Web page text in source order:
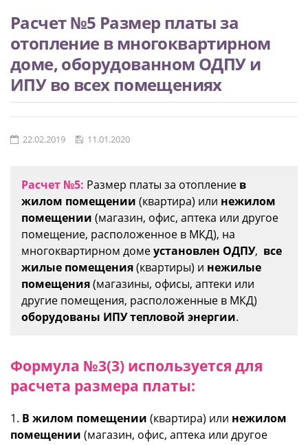
Расчет №5 Размер платы за
отопление в многоквартирном
доме, оборудованном ОДПУ и
ИПУ во всех помещениях
22.02.2019 11.01.2020
Расчет №5: Размер платы за отопление в
жилом помещении (квартира) или нежилом
помещении (магазин, офис, аптека или другое
помещение, расположенное в МКД), на
многоквартирном домеустановлен ОДПУ, все
жилые помещения(квартиры) и нежилые
помещения(магазины, офисы, аптеки или
другие помещения, расположенные в МКД)
оборудованы ИПУ тепловой энергии.
Формула №3(3) используется для
расчета размера платы:
1. В жилом помещении (квартира) или нежилом
помещении (магазин, офис, аптека или другое